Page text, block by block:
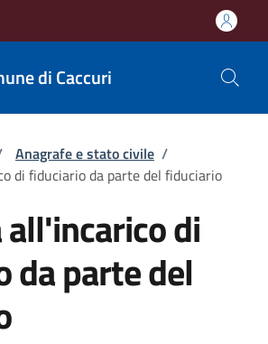
di Caccuri
pane
Anagrafe e stato civile /
di fiduciario da parte del fiduciario
di
da parte del